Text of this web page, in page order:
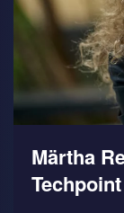
Märtha